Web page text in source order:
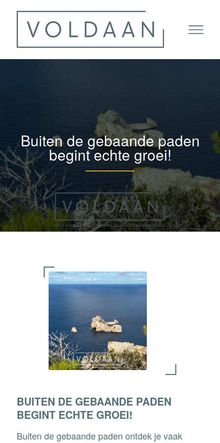
Buiten de gebaande paden
begint echte groei!
BUITEN DE GEBAANDE PADEN
BEGINT ECHTE GROEI!
Buiten de gebaande paden ontdek je vaak